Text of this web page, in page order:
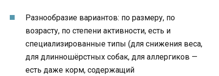
Разнообразие вариантов: по размеру, по
возрасту, по степени активности, есть и
специализированные типы (для снижения веса,
для длинношёрстных собак, для аллергиков —
есть даже корм, содержащий